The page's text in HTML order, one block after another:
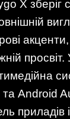
X зберіг
Android
приладів